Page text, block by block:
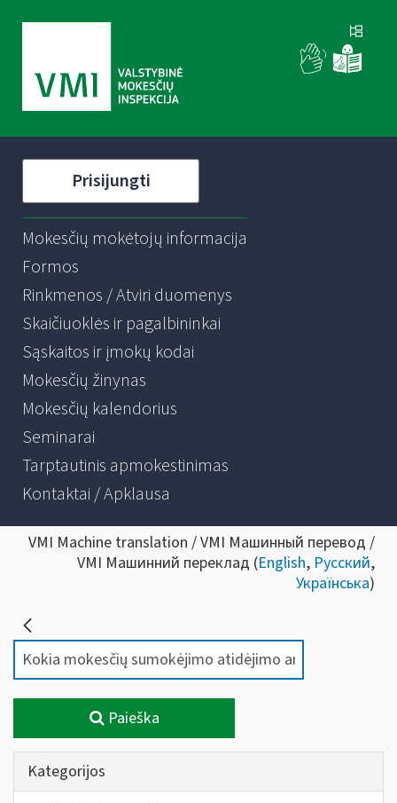
Prisijungti
Mokesčių mokėtojų informacija
Formos
Rinkmenos / Atviri duomenys
Skaičiuoklės ir pagalbininkai
Sąskaitos ir įmokų kodai
Mokesčių žinynas
Mokesčių kalendorius
Seminarai
Tarptautinis apmokestinimas
Kontaktai / Apklausa
VMI Machine translation / VMI Машинный перевод /
VMI Машинний переклад (English, Русский,
Українська)
Paieška
Kategorijos